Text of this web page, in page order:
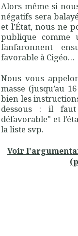
Alors même si
négatifs sera
et l’État, nous ne
publique comme
fanfaronnent
favorable à Cigéo…
Nous vous
masse (jusqu’au
bien les
dessous : il faut
défavorable" et
la liste svp.
Voir